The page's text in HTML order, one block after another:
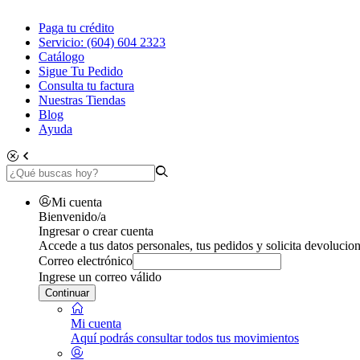
Paga tu crédito
Servicio: (604) 604 2323
Catálogo
Sigue Tu Pedido
Consulta tu factura
Nuestras Tiendas
Blog
Ayuda
Mi cuenta
Bienvenido/a
Ingresar o crear cuenta
Accede a tus datos personales, tus pedidos y solicita
Correo electrónico
Ingrese un correo válido
Continuar
Mi cuenta
Aquí podrás consultar todos tus movimientos